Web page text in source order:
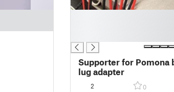
Supporter for Pomona
lug adapter
2 0